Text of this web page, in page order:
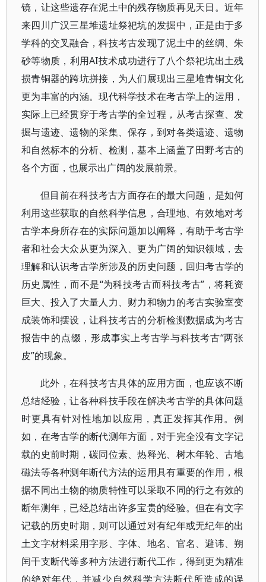
镜，让这些遗存在泥土中的残存物质再见天日。近年
来四川广汉三星堆遗址祭祀坑的发掘中，正是由于多
学科的交叉融合，科技考古发现了泥土中的丝绸、朱
砂等物质，利用AI技术成功进行了八个祭祀坑出土残
损青铜器的跨坑拼接，为人们展现出三星堆青铜文化
更为丰富的内涵。现代科学技术在考古学上的运用，
实际上已经贯穿于考古学的全过程，从考古探查、发
掘与遗迹、遗物的采集、保存，到对各类遗迹、遗物
和自然标本的分析、检测，基本上涵盖了田野考古的
各个方面，也展示出广阔的发展前景。
但目前在科技考古方面存在的最大问题，是如何
利用这些获取的自然科学信息，合理地、有效地对考
古学本身所存在的实际问题加以阐释，有助于考古学
者和社会大众从更为深入、更为广阔的知识领域，去
理解和认识考古学所涉及的历史问题，回归考古学的
历史属性，而不是“为科技考古而科技考古”，将耗资
巨大、投入了大量人力、财力和物力的考古实验室变
成装饰和摆设，让科技考古的分析检测数据成为考古
报告中的点缀，形成事实上考古学与科技考古“两张
皮”的现象。
此外，在科技考古具体的应用方面，也应该不断
总结经验，让各种科技手段在解决考古学的具体问题
时更具有针对性地加以应用，真正发挥其作用。例
如，在考古学的断代测年方面，对于完全没有文字记
载的史前时期，碳同位素、热释光、树木年轮、古地
磁法等各种测年断代方法的运用具有重要的作用，根
据不同出土物的物质特性可以采取不同的行之有效的
断年测年，已经总结出许多宝贵的经验。但在有文字
记载的历史时期，则可以通过对有纪年或无纪年的出
土文字材料采用字形、字体、地名、官名、避讳、朔
闰干支断代等多种方法进行断代工作，得到更为精准
的绝对年代，并减少自然科学方法断代所造成的误